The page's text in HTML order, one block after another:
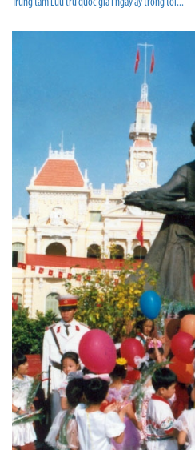
Trung tâm Lưu trữ quốc gia I ngày ấy trong tôi...